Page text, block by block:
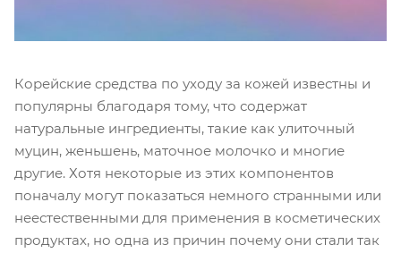
Корейские средства по уходу за кожей известны и
популярны благодаря тому, что содержат
натуральные ингредиенты, такие как улиточный
муцин, женьшень, маточное молочко и многие
другие. Хотя некоторые из этих компонентов
поначалу могут показаться немного странными или
неестественными для применения в косметических
продуктах, но одна из причин почему они стали так